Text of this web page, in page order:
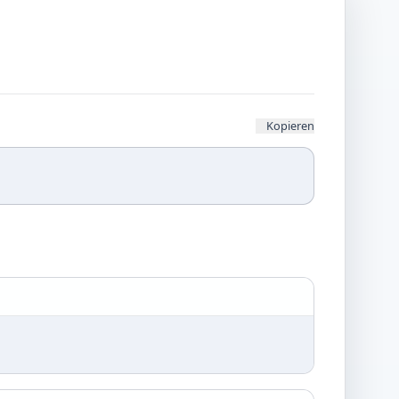
Kopieren